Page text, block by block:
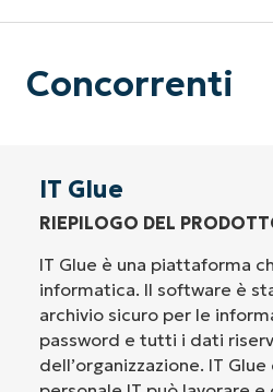
Concorrenti
IT Glue
RIEPILOGO DEL
IT Glue è una piattaforma
informatica. Il software è
archivio sicuro per le
password e tutti i dati
dell’organizzazione. IT